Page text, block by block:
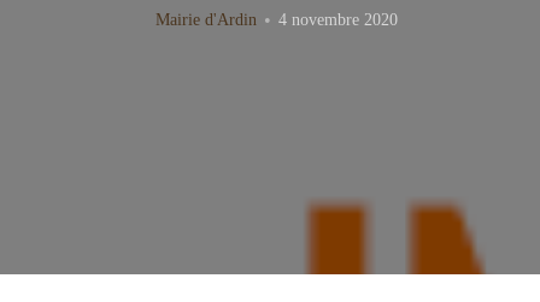
Mairie d'Ardin 4 novembre 2020